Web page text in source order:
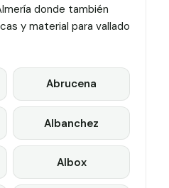
donde también
y material para vallado
Abrucena
Albanchez
Albox